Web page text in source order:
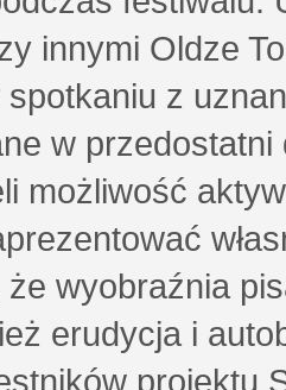
innymi Oldze
z
w
możliwość
wyobraźnia
erudycja i
projektu